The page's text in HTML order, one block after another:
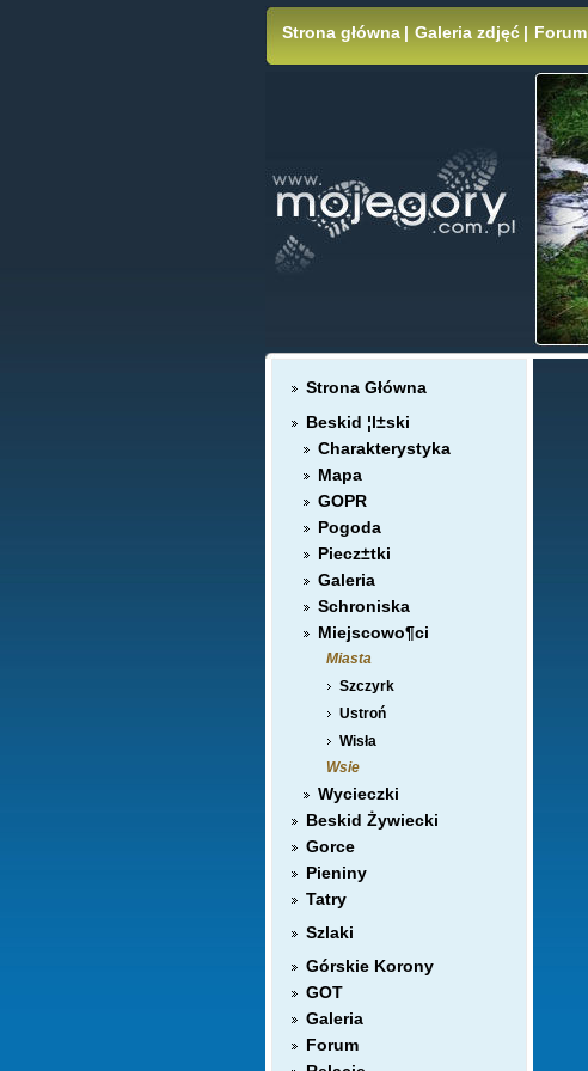
Strona główna | Galeria zdjęć | Forum
Strona Główna
Beskid ¦l±ski
Charakterystyka
Mapa
GOPR
Pogoda
Piecz±tki
Galeria
Schroniska
Miejscowo¶ci
Miasta
Szczyrk
Ustroń
Wisła
Wsie
Wycieczki
Beskid Żywiecki
Gorce
Pieniny
Tatry
Szlaki
Górskie Korony
GOT
Galeria
Forum